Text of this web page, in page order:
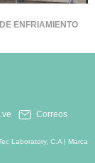
ENFRIAMIENTO
Correos
Laboratory, C.A | Marca